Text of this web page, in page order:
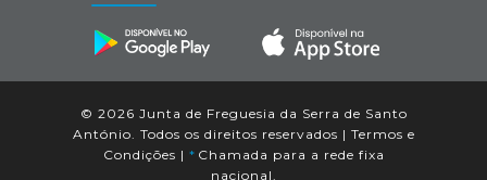
© 2026 Junta de Freguesia da Serra de Santo
António. Todos os direitos reservados | Termos e
Condições | * Chamada para a rede fixa
nacional.